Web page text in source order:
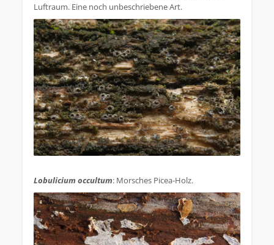
Luftraum. Eine noch unbeschriebene Art.
Lobulicium occultum: Morsches Picea-Holz.